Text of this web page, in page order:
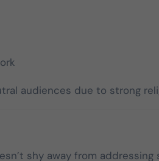
audiences due to strong
shy away from addressing